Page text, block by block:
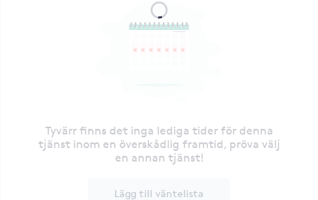
Tyvärr finns det inga lediga tider för denna
tjänst inom en överskådlig framtid, pröva välj
en annan tjänst!
Lägg till väntelista